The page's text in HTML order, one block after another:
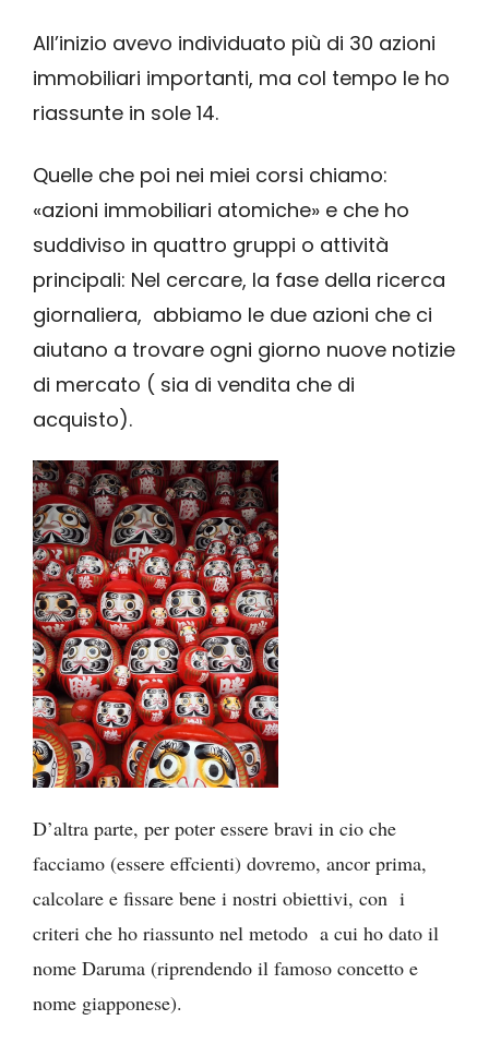
All’inizio avevo individuato più di 30 azioni
immobiliari importanti, ma col tempo le ho
riassunte in sole 14.
Quelle che poi nei miei corsi chiamo:
«azioni immobiliari atomiche» e che ho
suddiviso in quattro gruppi o attività
principali: Nel cercare, la fase della ricerca
giornaliera, abbiamo le due azioni che ci
aiutano a trovare ogni giorno nuove notizie
di mercato ( sia di vendita che di
acquisto).
D’altra parte, per poter essere bravi in cio che
facciamo (essere effcienti) dovremo, ancor prima,
calcolare e fissare bene i nostri obiettivi, con i
criteri che ho riassunto nel metodo a cui ho dato il
nome Daruma (riprendendo il famoso concetto e
nome giapponese).